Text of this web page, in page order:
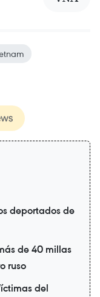
deportados de
de 40 millas
ruso
del